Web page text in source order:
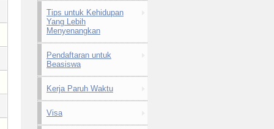
Tips untuk Kehidupan
Yang Lebih
Menyenangkan
Pendaftaran untuk
Beasiswa
Kerja Paruh Waktu
Visa